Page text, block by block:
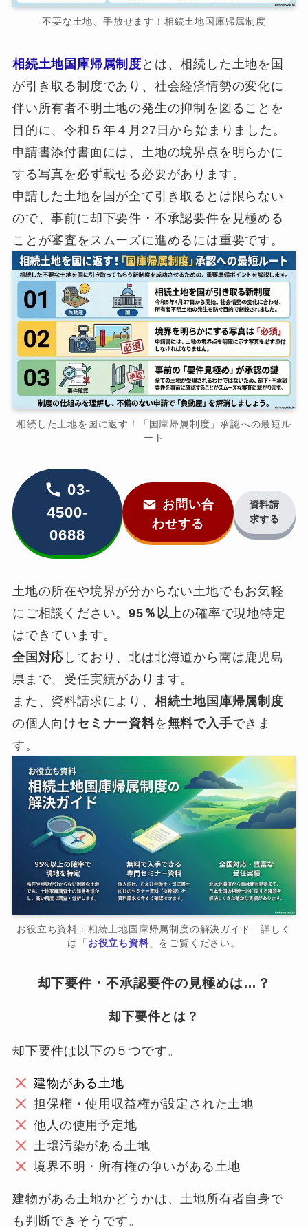
不要な土地、手放せます！相続土地国庫帰属制度
相続土地国庫帰属制度 とは、相続した土地を国
が引き取る制度であり、社会経済情勢の変化に
伴い所有者不明土地の発生の抑制を図ることを
目的に、令和５年４月27日から始まりました。
申請書添付書面には、土地の境界点を明らかに
する写真を必ず載せる必要があります。
申請した土地を国が全て引き取るとは限らない
ので、事前に却下要件・不承認要件を見極める
ことが審査をスムーズに進めるには重要です。
相続した土地を国に返す！「国庫帰属制度」承認への最短ル
ート
03-
4500-
0688
お問い合
わせする
資料請
求する
土地の所在や境界が分からない土地でもお気軽
にご相談ください。95％以上の確率で現地特定
はできています。
全国対応 しており、北は北海道から南は鹿児島
県まで、受任実績があります。
また、資料請求により、 相続土地国庫帰属制度
の個人向けセミナー資料を無料で入手できま
す。
お役立ち資料：相続土地国庫帰属制度の解決ガイド 詳しく
は「 お役立ち資料」をご覧ください。
却下要件・不承認要件の見極めは…？
却下要件とは？
却下要件は以下の５つです。
建物がある土地
担保権・使用収益権が設定された土地
他人の使用予定地
土壌汚染がある土地
境界不明・所有権の争いがある土地
建物がある土地かどうかは、土地所有者自身で
も判断できそうです。